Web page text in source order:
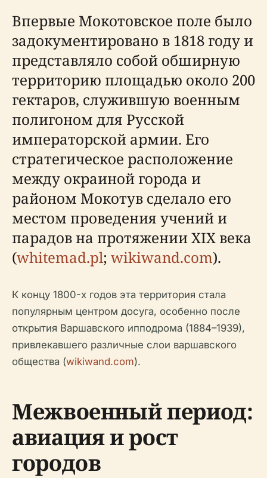
Впервые Мокотовское поле было
задокументировано в 1818 году и
представляло собой обширную
территорию площадью около 200
гектаров, служившую военным
полигоном для Русской
императорской армии. Его
стратегическое расположение
между окраиной города и
районом Мокотув сделало его
местом проведения учений и
парадов на протяжении XIX века
(whitemad.pl; wikiwand.com).
К концу 1800-х годов эта территория стала
популярным центром досуга, особенно после
открытия Варшавского ипподрома (1884–1939),
привлекавшего различные слои варшавского
общества (wikiwand.com).
Межвоенный период:
авиация и рост
городов